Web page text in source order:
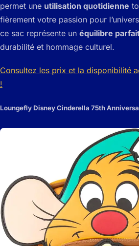
permet une utilisation quotidienne
fièrement votre passion pour
ce sac représente un équilibre
durabilité et hommage culturel.
Consultez les prix et la disponibilité
!
Loungefly Disney Cinderella 75th